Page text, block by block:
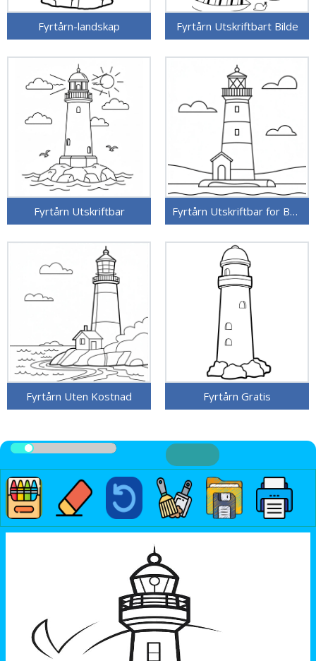
Fyrtårn-landskap Fyrtårn Utskriftbart Bilde
Fyrtårn Utskriftbar Fyrtårn Utskriftbar for Barn
Fyrtårn Uten Kostnad Fyrtårn Gratis